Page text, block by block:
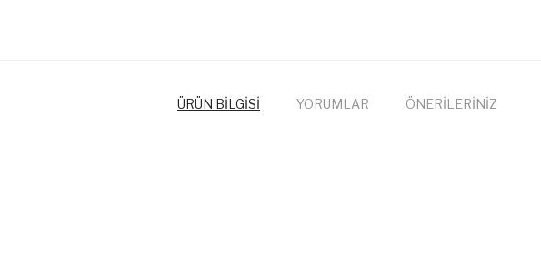
ÜRÜN BİLGİSİ YORUMLAR ÖNERİLERİNİZ